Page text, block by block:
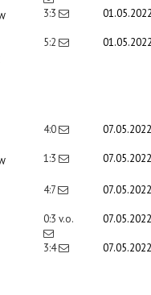
3:3
5:2
4:0
1:3
4:7
0:3 v.o.
3:4